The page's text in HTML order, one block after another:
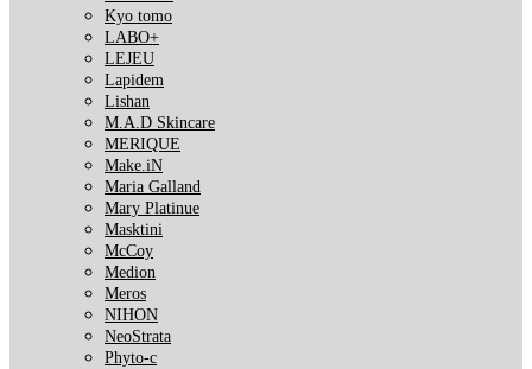
Kyo tomo
LABO+
LEJEU
Lapidem
Lishan
M.A.D Skincare
MERIQUE
Make.iN
Maria Galland
Mary Platinue
Masktini
McCoy
Medion
Meros
NIHON
NeoStrata
Phyto-c